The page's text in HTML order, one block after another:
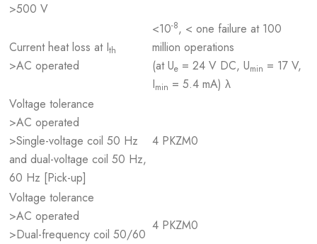
>500 V
Current heat loss at Ith
>AC operated
<10-8, < one failure at 100
million operations
(at Ue = 24 V DC, Umin = 17 V,
Imin = 5.4 mA) λ
Voltage tolerance
>AC operated
>Single-voltage coil 50 Hz
and dual-voltage coil 50 Hz,
60 Hz [Pick-up]
4 PKZM0
Voltage tolerance
>AC operated
>Dual-frequency coil 50/60
4 PKZM0